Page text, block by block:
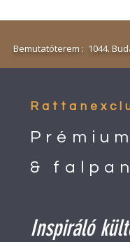
: 1044.
&
Inspiráló